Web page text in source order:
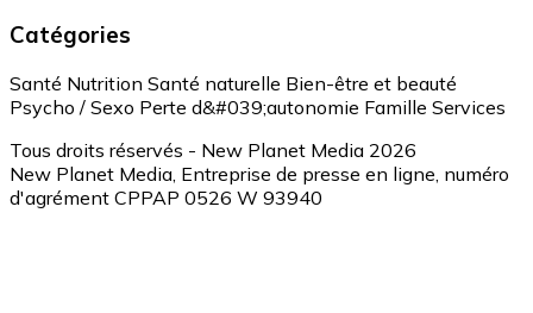
Catégories
Santé Nutrition Santé naturelle Bien-être et beauté
Psycho / Sexo Perte d&#039;autonomie Famille Services
Tous droits réservés - New Planet Media 2026
New Planet Media, Entreprise de presse en ligne, numéro
d'agrément CPPAP 0526 W 93940